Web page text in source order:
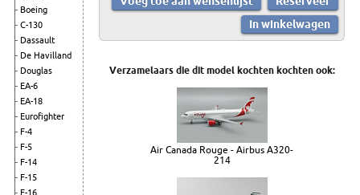
Boeing
C-130
Dassault
De Havilland
Douglas
EA-6
EA-18
Eurofighter
F-4
F-5
F-14
F-15
F-16
Verzamelaars die dit model kochten kochten ook:
Air Canada Rouge - Airbus A320-
214